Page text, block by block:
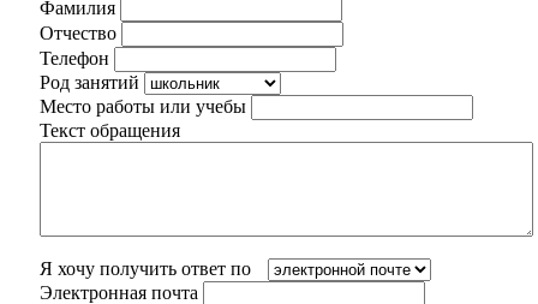
Фамилия
Отчество
Телефон
Род занятий
Место работы или учебы
Текст обращения
Я хочу получить ответ по
Электронная почта